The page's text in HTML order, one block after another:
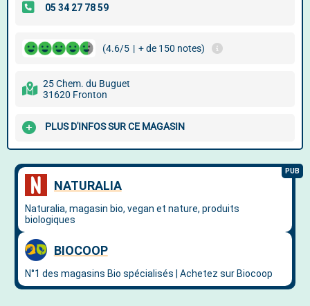
(4.6/5 | + de 150 notes)
25 Chem. du Buguet
31620 Fronton
PLUS D'INFOS SUR CE MAGASIN